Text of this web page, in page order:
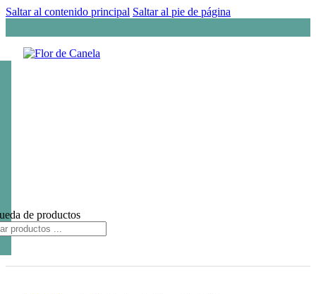
Saltar al contenido principal Saltar al pie de página
de productos